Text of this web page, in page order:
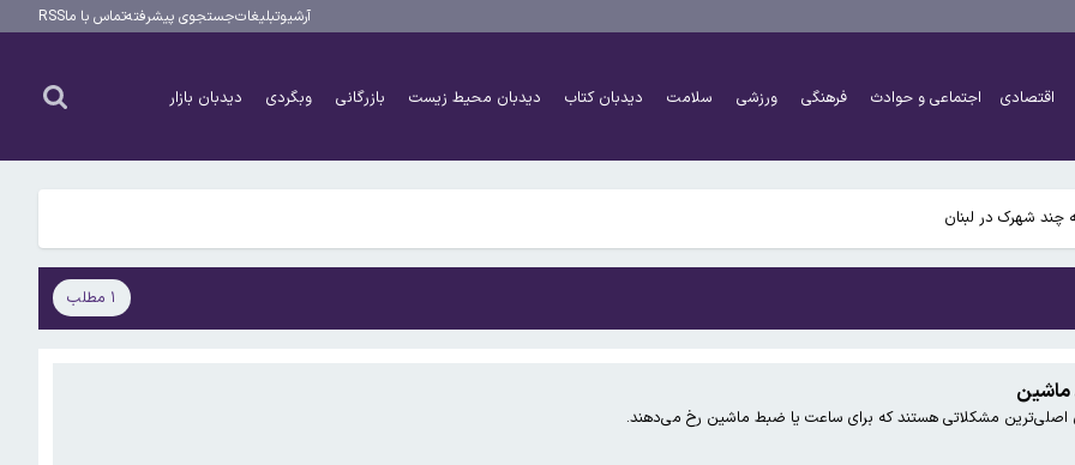
آرشیوتبلیغاتجستجوی پیشرفتهتماس با ماRSS
اقتصادی اجتماعی و حوادث فرهنگی ورزشی سلامت دیدبان کتاب دیدبان محیط زیست بازرگانی وبگردی دیدبان بازار
واشنگتن تنگه هرمز را باز نمی کنیم
چند شهرک در لبنان
واشنگتن تنگه هرمز را باز نمی کنیم
۱ مطلب
ماشین
اصلی‌ترین مشکلاتی هستند که برای ساعت یا ضبط ماشین رخ می‌دهند.